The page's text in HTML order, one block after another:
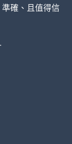
確、且值得信